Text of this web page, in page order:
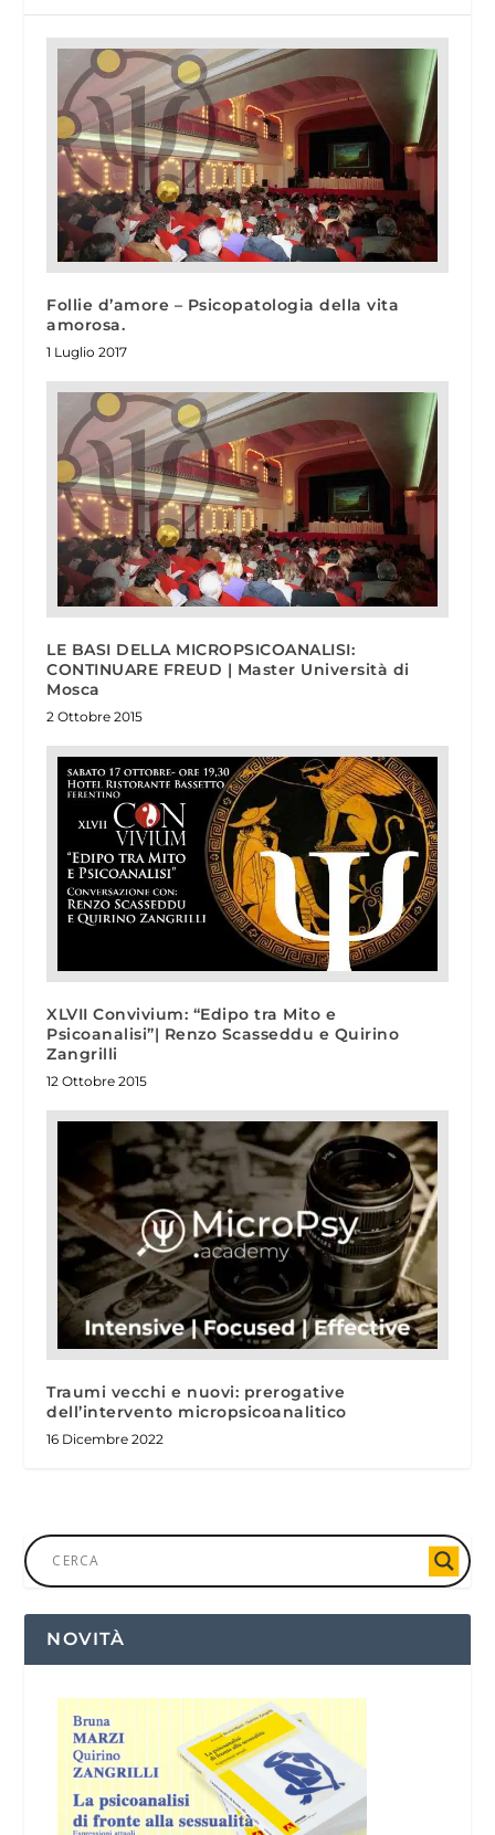
Follie d’amore – Psicopatologia della vita
amorosa.
1 Luglio 2017
LE BASI DELLA MICROPSICOANALISI:
CONTINUARE FREUD | Master Università di
Mosca
2 Ottobre 2015
XLVII Convivium: “Edipo tra Mito e
Psicoanalisi”| Renzo Scasseddu e Quirino
Zangrilli
12 Ottobre 2015
Traumi vecchi e nuovi: prerogative
dell’intervento micropsicoanalitico
16 Dicembre 2022
NOVITÀ